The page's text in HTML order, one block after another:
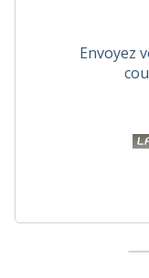
Envoyez